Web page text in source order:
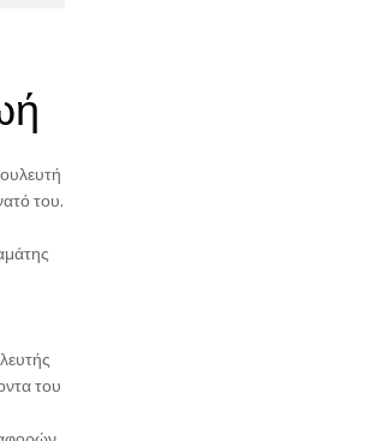
του.
του